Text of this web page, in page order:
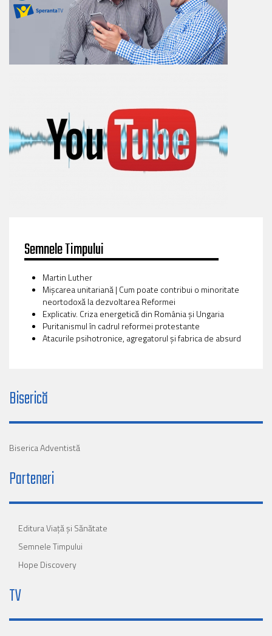
Semnele Timpului
Martin Luther
Mișcarea unitariană | Cum poate contribui o minoritate
neortodoxă la dezvoltarea Reformei
Explicativ. Criza energetică din România și Ungaria
Puritanismul în cadrul reformei protestante
Atacurile psihotronice, agregatorul și fabrica de absurd
Biserică
Biserica Adventistă
Parteneri
Editura Viaţă şi Sănătate
Semnele Timpului
Hope Discovery
TV